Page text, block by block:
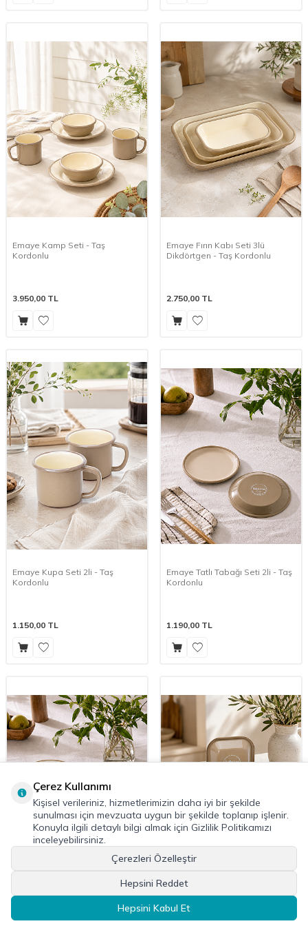
Emaye Kamp Seti - Taş
Kordonlu
3.950,00 TL
Emaye Fırın Kabı Seti 3lü
Dikdörtgen - Taş Kordonlu
2.750,00 TL
Emaye Kupa Seti 2li - Taş
Kordonlu
1.150,00 TL
Emaye Tatlı Tabağı Seti 2li - Taş
Kordonlu
1.190,00 TL
Emaye Tabak Seti 2li 21cm - Taş
Emaye Kare Kase Seti 4lü - Taş
Kordonlu
Çerez Kullanımı
Kişisel verileriniz, hizmetlerimizin daha iyi bir şekilde
sunulması için mevzuata uygun bir şekilde toplanıp işlenir.
Konuyla ilgili detaylı bilgi almak için Gizlilik Politikamızı
inceleyebilirsiniz.
Çerezleri Özelleştir
Hepsini Reddet
Hepsini Kabul Et